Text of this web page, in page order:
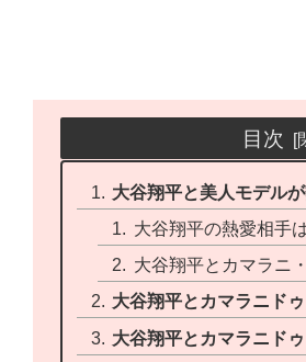
目次
大谷翔平と美人モデルが
大谷翔平の熱愛相手
大谷翔平とカマラニ
大谷翔平とカマラニド
大谷翔平とカマラニド